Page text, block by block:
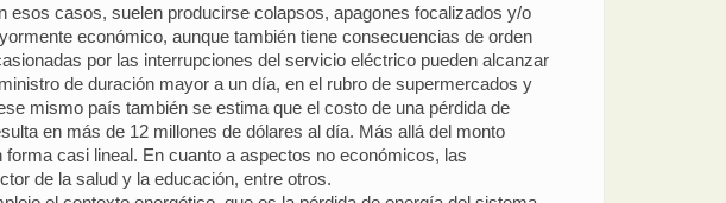
esos casos, suelen producirse colapsos, apagones focalizados y/o
económico, aunque también tiene consecuencias de orden
por las interrupciones del servicio eléctrico pueden alcanzar
de duración mayor a un día, en el rubro de supermercados y
mismo país también se estima que el costo de una pérdida de
en más de 12 millones de dólares al día. Más allá del monto
casi lineal. En cuanto a aspectos no económicos, las
de la salud y la educación, entre otros.